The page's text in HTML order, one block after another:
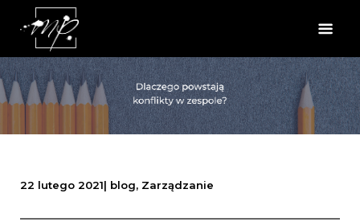
22 lutego 2021| blog, Zarządzanie